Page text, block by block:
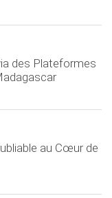
des Plateformes
au Cœur de